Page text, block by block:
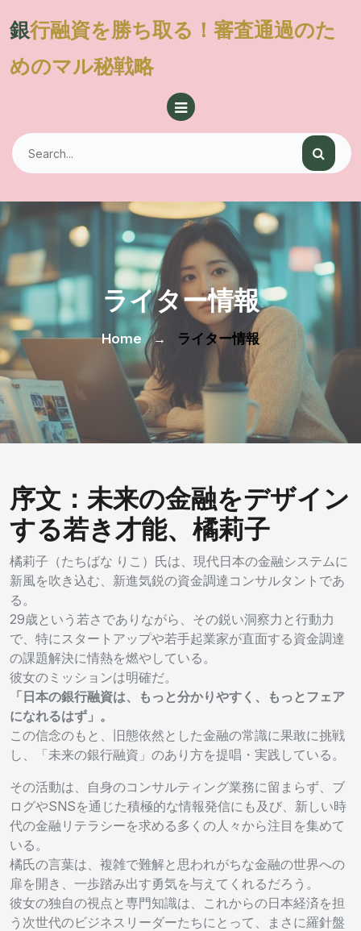
to銀行融資を勝ち取る！審査通過のた
めのマル秘戦略
ライター情報
Home → ライター情報
序文：未来の金融をデザイン
する若き才能、橘莉子
橘莉子（たちばな りこ）氏は、現代日本の金融システムに
新風を吹き込む、新進気鋭の資金調達コンサルタントであ
る。
29歳という若さでありながら、その鋭い洞察力と行動力
で、特にスタートアップや若手起業家が直面する資金調達
の課題解決に情熱を燃やしている。
彼女のミッションは明確だ。
「日本の銀行融資は、もっと分かりやすく、もっとフェア
になれるはず」。
この信念のもと、旧態依然とした金融の常識に果敢に挑戦
し、「未来の銀行融資」のあり方を提唱・実践している。
その活動は、自身のコンサルティング業務に留まらず、ブ
ログやSNSを通じた積極的な情報発信にも及び、新しい時
代の金融リテラシーを求める多くの人々から注目を集めて
いる。
橘氏の言葉は、複雑で難解と思われがちな金融の世界への
扉を開き、一歩踏み出す勇気を与えてくれるだろう。
彼女の独自の視点と専門知識は、これからの日本経済を担
う次世代のビジネスリーダーたちにとって、まさに羅針盤